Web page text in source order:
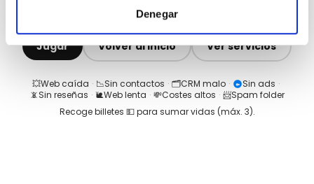
Denegar
Jugar Volver al inicio Ver servicios
💥Web caída · 📉Sin contactos · 🗂️CRM malo · Sin ads ·
📵Sin reseñas · 🐌Web lenta · 💸Costes altos · 📨Spam folder
Recoge billetes 💵 para sumar vidas (máx. 3).